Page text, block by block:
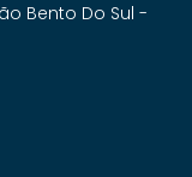
Bento Do Sul -